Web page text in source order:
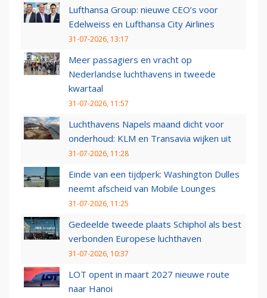
Lufthansa Group: nieuwe CEO’s voor
Edelweiss en Lufthansa City Airlines
31-07-2026, 13:17
Meer passagiers en vracht op
Nederlandse luchthavens in tweede
kwartaal
31-07-2026, 11:57
Luchthavens Napels maand dicht voor
onderhoud: KLM en Transavia wijken uit
31-07-2026, 11:28
Einde van een tijdperk: Washington Dulles
neemt afscheid van Mobile Lounges
31-07-2026, 11:25
Gedeelde tweede plaats Schiphol als best
verbonden Europese luchthaven
31-07-2026, 10:37
LOT opent in maart 2027 nieuwe route
naar Hanoi